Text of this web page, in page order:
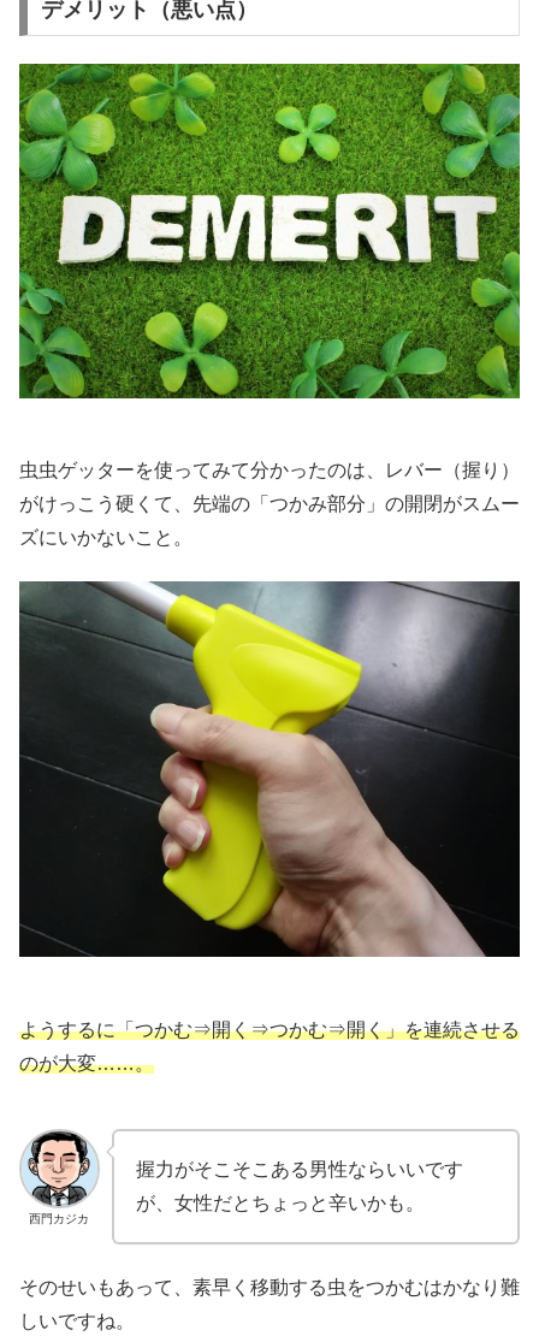
デメリット（悪い点）
虫虫ゲッターを使ってみて分かったのは、レバー（握り）
がけっこう硬くて、先端の「つかみ部分」の開閉がスムー
ズにいかないこと。
ようするに「つかむ⇒開く⇒つかむ⇒開く」を連続させる
のが大変……。
西門カジカ
握力がそこそこある男性ならいいです
が、女性だとちょっと辛いかも。
そのせいもあって、素早く移動する虫をつかむはかなり難
しいですね。